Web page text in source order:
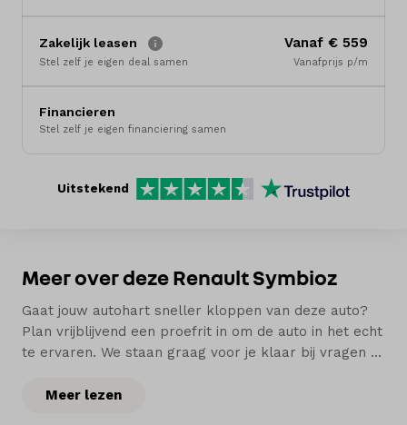
Over ons
Land
Zakelijk leasen Vanaf € 559
Stel zelf je eigen deal samen Vanafprijs p/m
Financieren
Stel zelf je eigen financiering samen
Uitstekend
Meer over deze Renault Symbioz
Gaat jouw autohart sneller kloppen van deze auto?
Plan vrijblijvend een proefrit in om de auto in het echt
te ervaren. We staan graag voor je klaar bij vragen of
Meer lezen